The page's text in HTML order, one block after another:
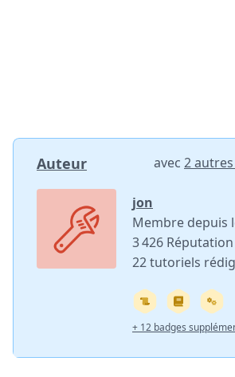
Auteur avec 2
jon
Membre depuis
3 426 Réputation
22 tutoriels
+ 12 badges